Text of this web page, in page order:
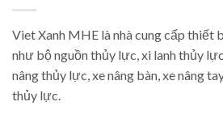
Viet Xanh MHE là nhà cung cấp thiết
như bộ nguồn thủy lực, xi lanh thủy
nâng thủy lực, xe nâng bàn, xe nâng
thủy lực.